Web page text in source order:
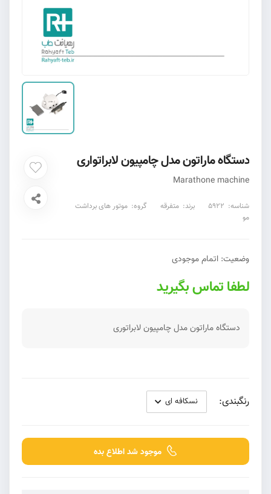
دستگاه ماراتون مدل چامپیون لابراتواری
Marathone machine
شناسه: 5922 برند: متفرقه گروه: موتور های برداشت
مو
وضعیت: اتمام موجودی
لطفا تماس بگیرید
دستگاه ماراتون مدل چامپیون لابراتوری
رنگبندی:
موجود شد اطلاع بده